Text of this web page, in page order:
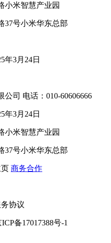
小米智慧产业园
37号小米华东总部
年3月24日
司 电话：010-60606666
年3月24日
小米智慧产业园
37号小米华东总部
商务合作
协议
备17017388号-1